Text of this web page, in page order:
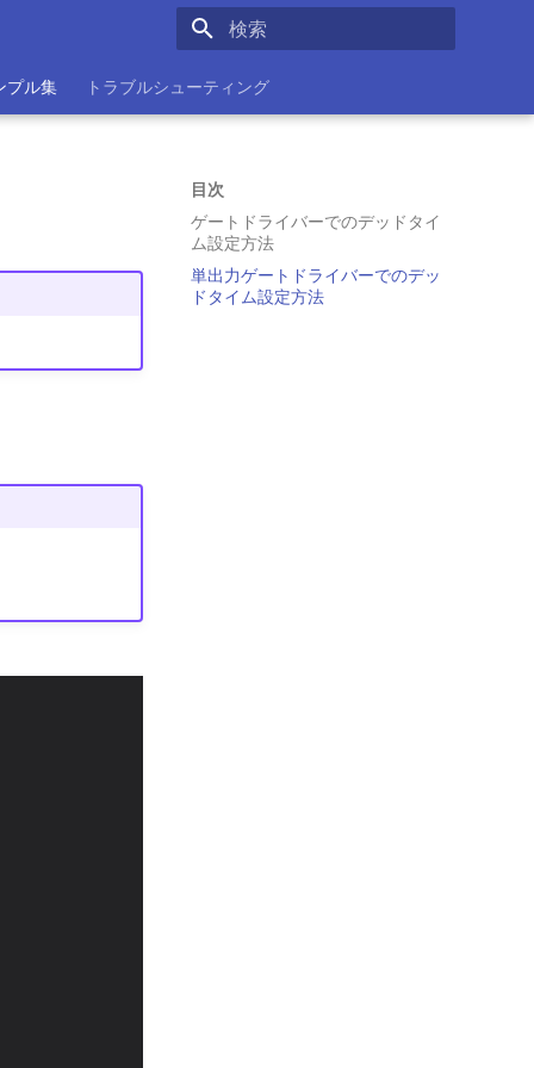
プル集 トラブルシューティング
目次
ゲートドライバーでのデッドタイ
ム設定方法
単出力ゲートドライバーでのデッ
ドタイム設定方法